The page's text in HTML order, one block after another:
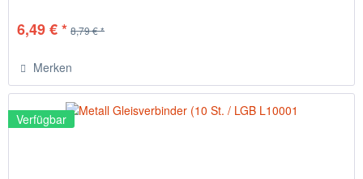
6,49 € * 8,79 € *
Merken
Verfügbar